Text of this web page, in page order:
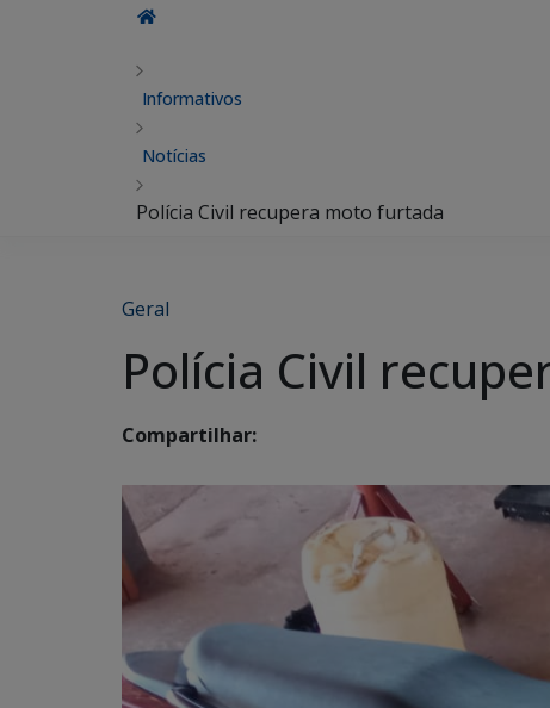
Informativos
Notícias
Polícia Civil recupera moto furtada
Geral
Polícia Civil
Compartilhar: